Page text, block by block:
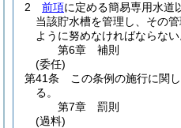
2
前項に定める簡易専用水道
当該貯水槽を管理し、その
ように努めなければならない
第6章
補則
(委任)
第41条
この条例の施行に関
る。
第7章
罰則
(過料)